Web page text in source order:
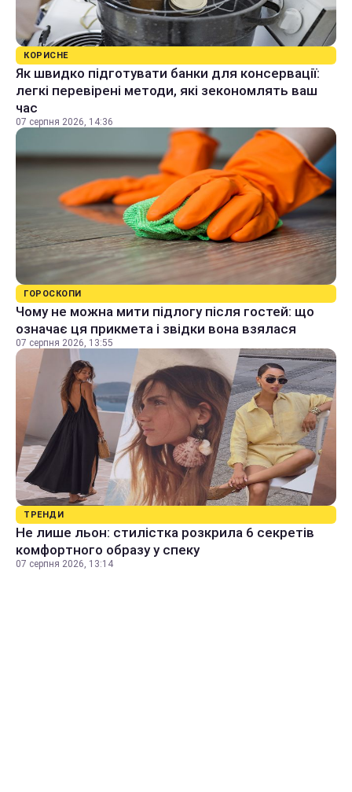
КОРИСНЕ
Як швидко підготувати банки для консервації:
легкі перевірені методи, які зекономлять ваш
час
07 серпня 2026, 14:36
ГОРОСКОПИ
Чому не можна мити підлогу після гостей: що
означає ця прикмета і звідки вона взялася
07 серпня 2026, 13:55
ТРЕНДИ
Не лише льон: стилістка розкрила 6 секретів
комфортного образу у спеку
07 серпня 2026, 13:14